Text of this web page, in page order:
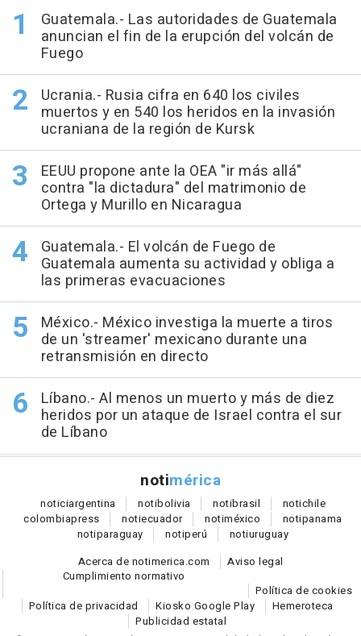
Guatemala.- Las autoridades de Guatemala
anuncian el fin de la erupción del volcán de
Fuego
Ucrania.- Rusia cifra en 640 los civiles
muertos y en 540 los heridos en la invasión
ucraniana de la región de Kursk
EEUU propone ante la OEA "ir más allá"
contra "la dictadura" del matrimonio de
Ortega y Murillo en Nicaragua
Guatemala.- El volcán de Fuego de
Guatemala aumenta su actividad y obliga a
las primeras evacuaciones
México.- México investiga la muerte a tiros
de un 'streamer' mexicano durante una
retransmisión en directo
Líbano.- Al menos un muerto y más de diez
heridos por un ataque de Israel contra el sur
de Líbano
notimérica
noticiargentina notibolivia notibrasil notichile
colombiapress notiecuador notiméxico notipanama
notiparaguay notiperú notiuruguay
Acerca de notimerica.com
Aviso legal
Cumplimiento normativo
Política de cookies
Política de privacidad
Kiosko Google Play
Hemeroteca
Publicidad estatal